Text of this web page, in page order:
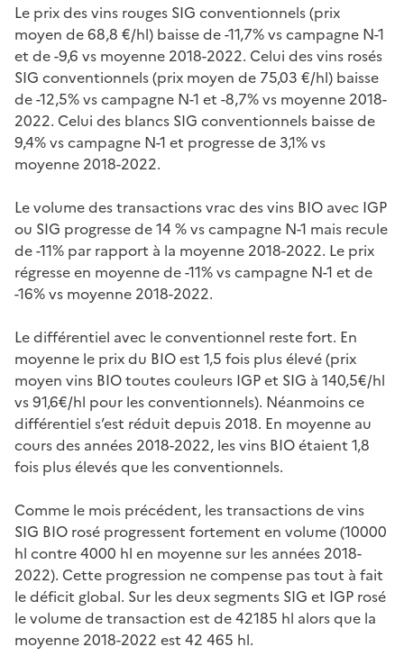
Le prix des vins rouges SIG conventionnels (prix
moyen de 68,8 €/hl) baisse de -11,7% vs campagne N-1
et de -9,6 vs moyenne 2018-2022. Celui des vins rosés
SIG conventionnels (prix moyen de 75,03 €/hl) baisse
de -12,5% vs campagne N-1 et -8,7% vs moyenne 2018-
2022. Celui des blancs SIG conventionnels baisse de
9,4% vs campagne N-1 et progresse de 3,1% vs
moyenne 2018-2022.
Le volume des transactions vrac des vins BIO avec IGP
ou SIG progresse de 14 % vs campagne N-1 mais recule
de -11% par rapport à la moyenne 2018-2022. Le prix
régresse en moyenne de -11% vs campagne N-1 et de
-16% vs moyenne 2018-2022.
Le différentiel avec le conventionnel reste fort. En
moyenne le prix du BIO est 1,5 fois plus élevé (prix
moyen vins BIO toutes couleurs IGP et SIG à 140,5€/hl
vs 91,6€/hl pour les conventionnels). Néanmoins ce
différentiel s’est réduit depuis 2018. En moyenne au
cours des années 2018-2022, les vins BIO étaient 1,8
fois plus élevés que les conventionnels.
Comme le mois précédent, les transactions de vins
SIG BIO rosé progressent fortement en volume (10000
hl contre 4000 hl en moyenne sur les années 2018-
2022). Cette progression ne compense pas tout à fait
le déficit global. Sur les deux segments SIG et IGP rosé
le volume de transaction est de 42185 hl alors que la
moyenne 2018-2022 est 42 465 hl.